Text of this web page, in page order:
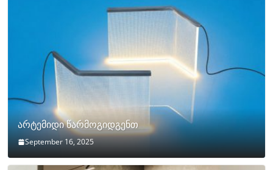
არტემიდი წარმოგიდგენთ
September 16, 2025